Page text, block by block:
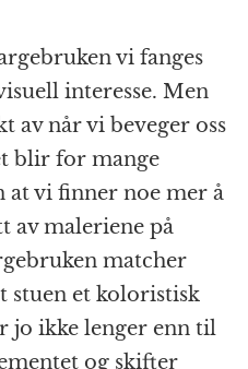
vi fanges
interesse. Men
av når vi beveger oss
blir for mange
at vi finner noe mer å
av maleriene på
matcher
stuen et koloristisk
jo ikke lenger enn til
og skifter